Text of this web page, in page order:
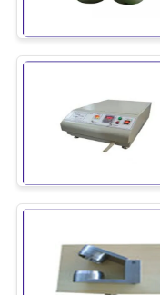
GIÁ
WEB
CHÍNH
SÁCH
Môi
buồng